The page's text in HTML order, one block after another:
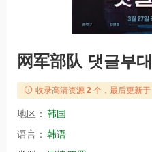
网军部队 댓글부대
收录高清资源 2 个，最后更新于
地区： 韩国
语言： 韩语